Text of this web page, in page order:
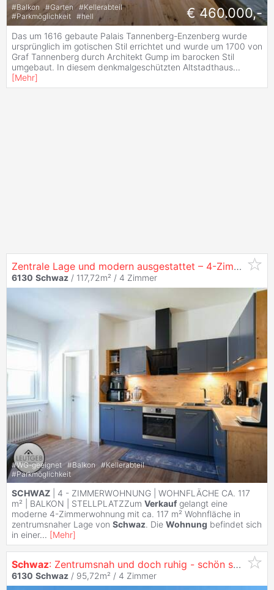
#Balkon #Garten #Kellerabteil
#Parkmöglichkeit #hell € 460.000,-
Das um 1616 gebaute Palais Tannenberg-Enzenberg wurde
ursprünglich im gotischen Stil errichtet und wurde um 1700 von
Graf Tannenberg durch Architekt Gump im barocken Stil
umgebaut. In diesem denkmalgeschützten Altstadthaus...
[Mehr]
Zentrale Lage und modern ausgestattet – 4-Zimmerwohnung mit Balkon zum Wohlfühlen.
6130 Schwaz / 117,72m² / 4 Zimmer
#WG-geeignet #Balkon #Kellerabteil
#Parkmöglichkeit
SCHWAZ | 4 - ZIMMERWOHNUNG | WOHNFLÄCHE CA. 117
m² | BALKON | STELLPLATZZum Verkauf gelangt eine
moderne 4-Zimmerwohnung mit ca. 117 m² Wohnfläche in
zentrumsnaher Lage von Schwaz. Die Wohnung befindet sich
in einer... [Mehr]
Schwaz: Zentrumsnah und doch ruhig - schön sanierte
6130 Schwaz / 95,72m² / 4 Zimmer